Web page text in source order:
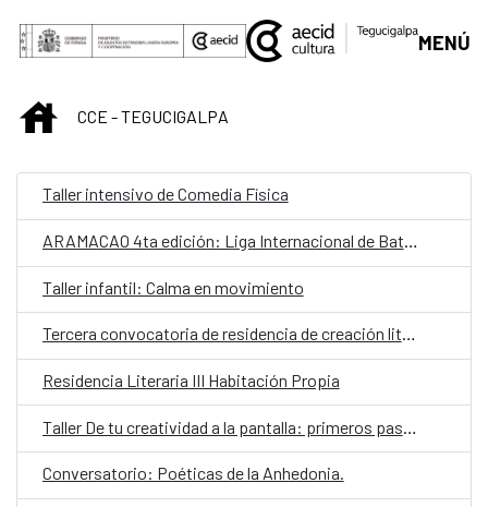
Saltar al contenido principal
MENÚ
INICIOCCE - TEGUCIGALPA
Taller intensivo de Comedia Física
ARAMACAO 4ta edición: Liga Internacional de Batallas de Rap Escritas
Taller infantil: Calma en movimiento
Tercera convocatoria de residencia de creación literaria
Residencia Literaria III Habitación Propia
Conversatorio: Poéticas de la Anhedonia.